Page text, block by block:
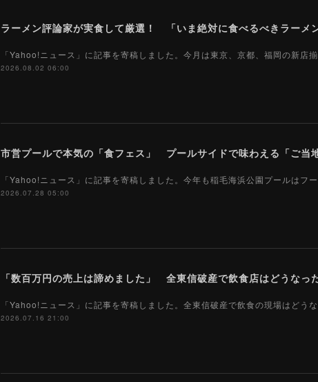
「Yahoo!ニュース」に記事を寄稿しました。今月は東京、京都、福岡の新店揃
2026.08.02 06:00
市営プールで本気の「食フェス」 プールサイドで味わえる「ご
「Yahoo!ニュース」に記事を寄稿しました。今年も稲毛海浜公園プールはフ
2026.07.28 05:00
「Yahoo!ニュース」に記事を寄稿しました。全東信破産で飲食の現場はどう
2026.07.16 21:00